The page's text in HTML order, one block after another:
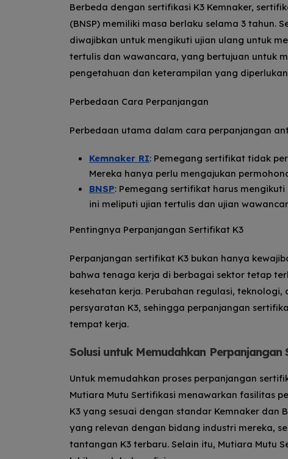
Berbeda dengan sertifikasi K3 Kemnaker,
(BNSP) memiliki masa berlaku selama 3 tahun.
diwajibkan untuk mengikuti ujian ulang untuk
tertulis dan wawancara, yang bertujuan untuk
pengetahuan dan keterampilan yang
Perbedaan Cara Perpanjangan
Perbedaan utama dalam cara perpanjangan
Kemnaker RI: Pemegang sertifikat tidak
Mereka hanya perlu mengajukan
BNSP: Pemegang sertifikat harus
ini meliputi ujian tertulis dan ujian
Pentingnya Perpanjangan Sertifikat K3
Perpanjangan sertifikat K3 bukan hanya
bahwa tenaga kerja di berbagai sektor tetap
kesehatan kerja. Perubahan regulasi,
persyaratan K3, sehingga perpanjangan
tempat kerja.
Solusi untuk Memudahkan Perpanjangan
Untuk memudahkan proses perpanjangan
Mutiara Mutu Sertifikasi menawarkan fasilitas
K3 yang sesuai dengan standar Kemnaker dan
yang relevan dengan bidang industri mereka,
tantangan K3 terbaru. Selain itu, Mutiara Mutu